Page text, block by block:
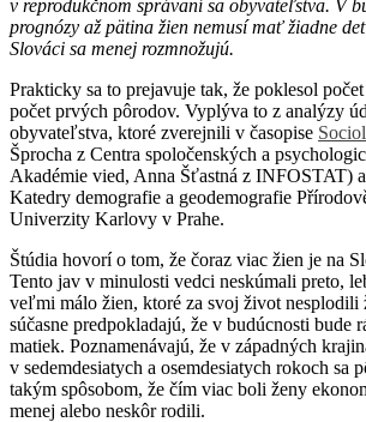
v reprodukčnom správaní sa obyvateľstva. V
prognózy až pätina žien nemusí mať žiadne
Slováci sa menej rozmnožujú.
Prakticky sa to prejavuje tak, že poklesol
počet prvých pôrodov. Vyplýva to z analýzy
obyvateľstva, ktoré zverejnili v časopise
Šprocha z Centra spoločenských a
Akadémie vied, Anna Šťastná z INFOSTAT)
Katedry demografie a geodemografie
Univerzity Karlovy v Prahe.
Štúdia hovorí o tom, že čoraz viac žien je na
Tento jav v minulosti vedci neskúmali preto,
veľmi málo žien, ktoré za svoj život nesplodili
súčasne predpokladajú, že v budúcnosti bude
matiek. Poznamenávajú, že v západných
v sedemdesiatych a osemdesiatych rokoch sa
takým spôsobom, že čím viac boli ženy
menej alebo neskôr rodili.